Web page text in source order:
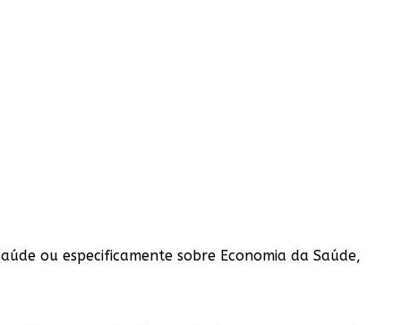
ou especificamente sobre Economia da Saúde,